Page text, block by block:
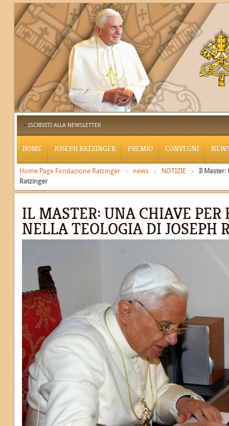
ISCRIVITI ALLA NEWSLETTER
HOME JOSEPH RATZINGER PREMIO CONVEGNI
Home Page Fondazione Ratzinger news NOTIZIE
Il Master:
Ratzinger
IL MASTER: UNA CHIAVE PER
NELLA TEOLOGIA DI JOSEPH